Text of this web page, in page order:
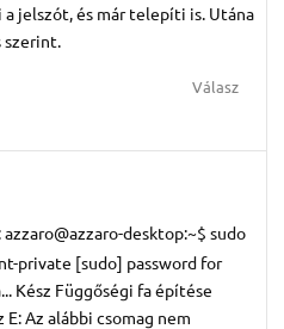
jelszót, és már telepíti is. Utána
szerint.
Válasz
desktop:~$ sudo
private [sudo] password for
Kész Függőségi fa építése
Az alábbi csomag nem